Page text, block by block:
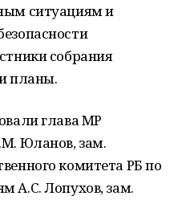
ситуациям и
собрания
планы.
глава МР
Юланов, зам.
комитета РБ по
А.С. Лопухов, зам.